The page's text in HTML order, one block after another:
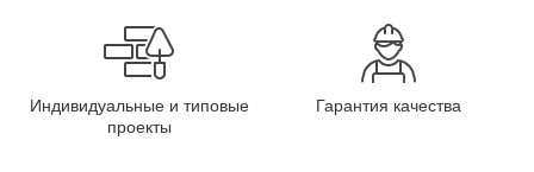
Индивидуальные и типовые
проекты
Гарантия качества